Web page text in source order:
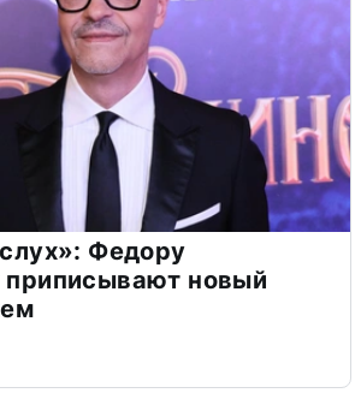
Федору
приписывают новый